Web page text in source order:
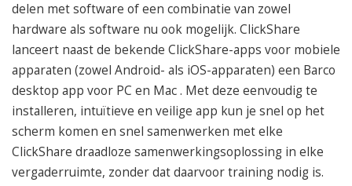
delen met software of een combinatie van zowel
hardware als software nu ook mogelijk. ClickShare
lanceert naast de bekende ClickShare-apps voor mobiele
apparaten (zowel Android- als iOS-apparaten) een Barco
desktop app voor PC en Mac . Met deze eenvoudig te
installeren, intuïtieve en veilige app kun je snel op het
scherm komen en snel samenwerken met elke
ClickShare draadloze samenwerkingsoplossing in elke
vergaderruimte, zonder dat daarvoor training nodig is.